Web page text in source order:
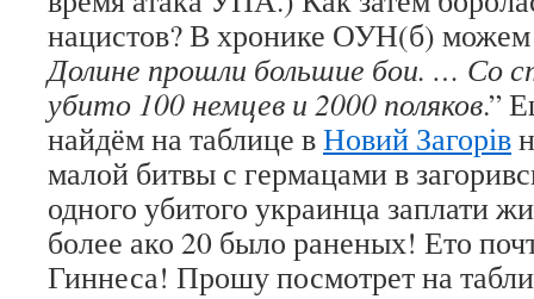
нацистов? В хронике ОУН(б) можем
Долине прошли большие бои. … Со
убито 100 немцев и 2000 поляков.”
найдём на таблице вНовий Загорів
малой битвы с гермацами в
одного убитого украинца заплати
более ако 20 было раненых! Ето
Гиннеса! Прошу посмотрет на